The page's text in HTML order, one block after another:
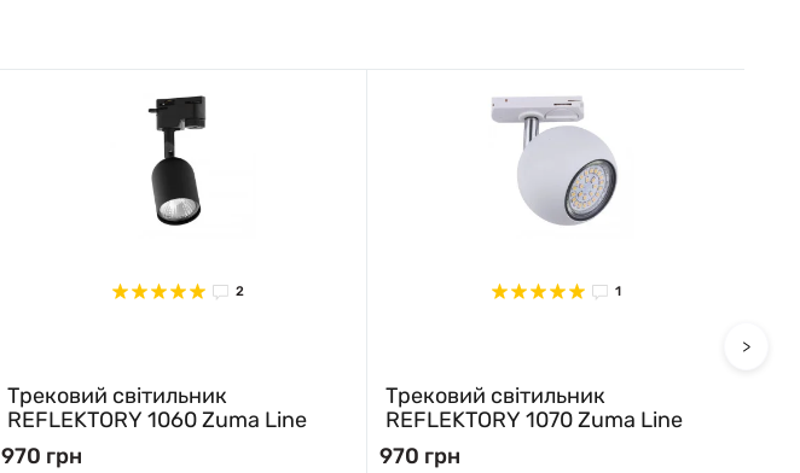
2
Трековий світильник
REFLEKTORY 1060 Zuma Line
970 грн
1
Трековий світильник
REFLEKTORY 1070 Zuma Line
970 грн
>